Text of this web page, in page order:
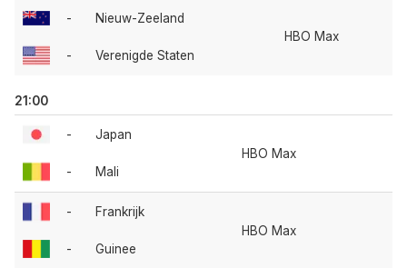
-
-
Nieuw-Zeeland
Verenigde Staten
HBO Max
21:00
-
-
Japan
Mali
HBO Max
-
-
Frankrijk
Guinee
HBO Max